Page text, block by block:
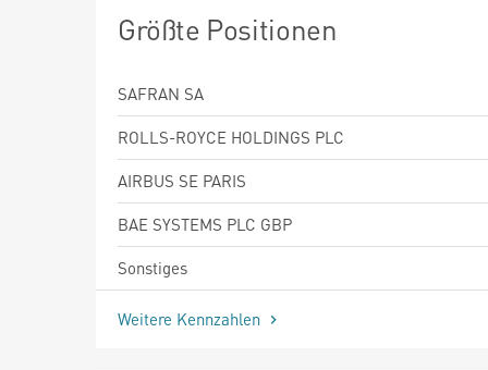
Größte Positionen
SAFRAN SA
ROLLS-ROYCE HOLDINGS PLC
AIRBUS SE PARIS
BAE SYSTEMS PLC GBP
Sonstiges
Weitere Kennzahlen